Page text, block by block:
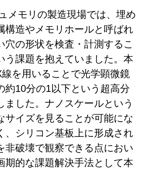
メモリの製造現場では、埋め
構造やメモリホールと呼ばれ
穴の形状を検査・計測するこ
う課題を抱えていました。本
を用いることで光学顕微鏡
約10分の1以下という超高分
ました。ナノスケールという
サイズを見ることが可能にな
、シリコン基板上に形成され
非破壊で観察できる点におい
期的な課題解決手法として本